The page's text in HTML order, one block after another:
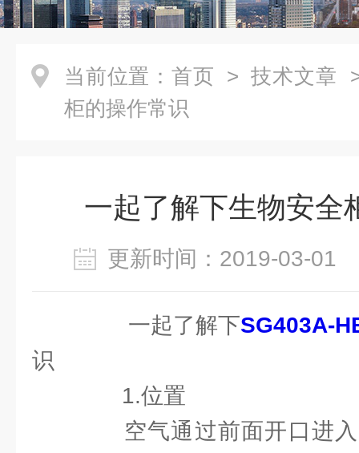
当前位置： 首页 > 技术文章
柜的操作常识
一起了解下生物安全
更新时间：2019-03-
一起了解下SG403A-
识
1.位置
空气通过前面开口进入